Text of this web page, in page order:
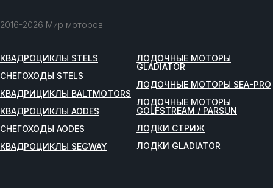
2016-2026 Мир моторов
КВАДРОЦИКЛЫ STELS
СНЕГОХОДЫ STELS
КВАДРИЦИКЛЫ BALTMOTORS
КВАДРОЦИКЛЫ AODES
СНЕГОХОДЫ AODES
КВАДРОЦИКЛЫ SEGWAY
ЛОДОЧНЫЕ МОТОРЫ
GLADIATOR
ЛОДОЧНЫЕ МОТОРЫ SEA-PRO
ЛОДОЧНЫЕ МОТОРЫ
GOLFSTREAM / PARSUN
ЛОДКИ СТРИЖ
ЛОДКИ GLADIATOR